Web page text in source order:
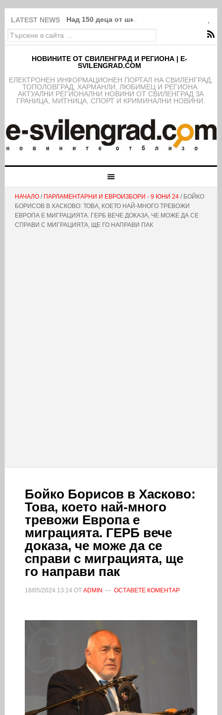
LATEST NEWS Над 150 деца от школата на ФК
НОВИНИТЕ ОТ СВИЛЕНГРАД И РЕГИОНА | E-
SVILENGRAD.COM
EЛЕКТРОНЕН ИНФОРМАЦИОНЕН ПОРТАЛ НА СВИЛЕНГРАД,
ТОПОЛОВГРАД, ХАРМАНЛИ, ЛЮБИМЕЦ И РЕГИОНА.
АКТУАЛНИ РЕГИОНАЛНИ НОВИНИ ОТ СВИЛЕНГРАД ЗА
ГРАНИЦА, МИТНИЦА, СПОРТ И КРИМИНАЛНИ НОВИНИ.
НАЧАЛО/ ПАРЛАМЕНТАРНИ И ЕВРОИЗБОРИ - 9 ЮНИ 24/ БОЙКО
БОРИСОВ В ХАСКОВО: ТОВА, КОЕТО НАЙ-МНОГО ТРЕВОЖИ
ЕВРОПА Е МИГРАЦИЯТА. ГЕРБ ВЕЧЕ ДОКАЗА, ЧЕ МОЖЕ ДА СЕ
СПРАВИ С МИГРАЦИЯТА, ЩЕ ГО НАПРАВИ ПАК
Бойко Борисов в Хасково:
Това, което най-много
тревожи Европа е
миграцията. ГЕРБ вече
доказа, че може да се
справи с миграцията, ще
го направи пак
18/05/2024 13:14ОТ ADMIN ОСТАВЕТЕ КОМЕНТАР